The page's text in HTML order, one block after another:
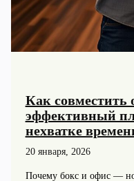
Как совместить
эффективный
нехватке
20 января, 2026
Почему бокс и офис —